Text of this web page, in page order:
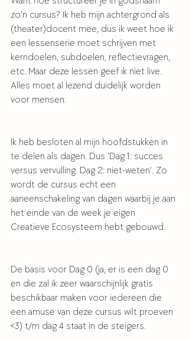
zo'n cursus? Ik heb mijn achtergrond als
(theater)docent mee, dus ik weet hoe ik
een lessenserie moet schrijven met
kerndoelen, subdoelen, reflectievragen,
etc. Maar deze lessen geef ik niet live.
Alles moet al lezend duidelijk worden
voor mensen.
Ik heb besloten al mijn hoofdstukken in
te delen als dagen. Dus 'Dag 1: succes
versus vervulling. Dag 2: niet-weten'. Zo
wordt de cursus echt een
aaneenschakeling van dagen waarbij je aan
het einde van de week je eigen
Creatieve Ecosysteem hebt gebouwd.
De basis voor Dag 0 (ja, er is een dag 0
en die zal ik zeer waarschijnlijk gratis
beschikbaar maken voor iedereen die
een amuse van deze cursus wilt proeven
<3) t/m dag 4 staat in de steigers.